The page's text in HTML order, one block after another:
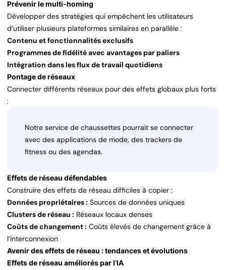
Prévenir le multi-homing
Développer des stratégies qui empêchent les utilisateurs
d’utiliser plusieurs plateformes similaires en parallèle :
Contenu et fonctionnalités exclusifs
Programmes de fidélité avec avantages par paliers
Intégration dans les flux de travail quotidiens
Pontage de réseaux
Connecter différents réseaux pour des effets globaux plus forts
:
Notre service de chaussettes pourrait se connecter
avec des applications de mode, des trackers de
fitness ou des agendas.
Effets de réseau défendables
Construire des effets de réseau difficiles à copier :
Données propriétaires : Sources de données uniques
Clusters de réseau : Réseaux locaux denses
Coûts de changement : Coûts élevés de changement grâce à
l’interconnexion
Avenir des effets de réseau : tendances et évolutions
Effets de réseau améliorés par l’IA